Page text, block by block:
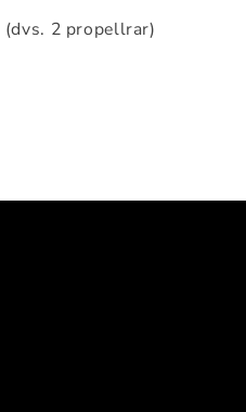
(dvs. 2 propellrar)